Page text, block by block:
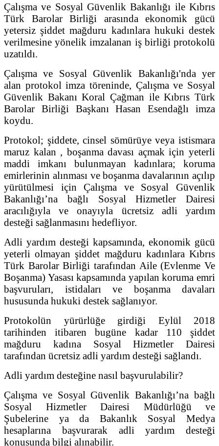
Çalışma ve Sosyal Güvenlik Bakanlığı ile Kıbrıs
Türk Barolar Birliği arasında ekonomik gücü
yetersiz şiddet mağduru kadınlara hukuki destek
verilmesine yönelik imzalanan iş birliği protokolü
uzatıldı.
Çalışma ve Sosyal Güvenlik Bakanlığı'nda yer
alan protokol imza töreninde, Çalışma ve Sosyal
Güvenlik Bakanı Koral Çağman ile Kıbrıs Türk
Barolar Birliği Başkanı Hasan Esendağlı imza
koydu.
Protokol; şiddete, cinsel sömürüye veya istismara
maruz kalan , boşanma davası açmak için yeterli
maddi imkanı bulunmayan kadınlara; koruma
emirlerinin alınması ve boşanma davalarının açılıp
yürütülmesi için Çalışma ve Sosyal Güvenlik
Bakanlığı’na bağlı Sosyal Hizmetler Dairesi
aracılığıyla ve onayıyla ücretsiz adli yardım
desteği sağlanmasını hedefliyor.
Adli yardım desteği kapsamında, ekonomik gücü
yeterli olmayan şiddet mağduru kadınlara Kıbrıs
Türk Barolar Birliği tarafından Aile (Evlenme Ve
Boşanma) Yasası kapsamında yapılan koruma emri
başvuruları, istidaları ve boşanma davaları
hususunda hukuki destek sağlanıyor.
Protokolün yürürlüğe girdiği Eylül 2018
tarihinden itibaren bugüne kadar 110 şiddet
mağduru kadına Sosyal Hizmetler Dairesi
tarafından ücretsiz adli yardım desteği sağlandı.
Adli yardım desteğine nasıl başvurulabilir?
Çalışma ve Sosyal Güvenlik Bakanlığı’na bağlı
Sosyal Hizmetler Dairesi Müdürlüğü ve
Şubelerine ya da Bakanlık Sosyal Medya
hesaplarına başvurarak adli yardım desteği
konusunda bilgi alınabilir.